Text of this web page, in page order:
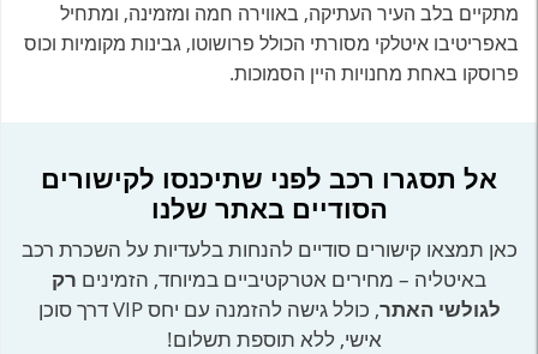
מתקיים בלב העיר העתיקה, באווירה חמה ומזמינה, ומתחיל
באפריטיבו איטלקי מסורתי הכולל פרושוטו, גבינות מקומיות וכוס
פרוסקו באחת מחנויות היין הסמוכות.
אל תסגרו רכב לפני שתיכנסו לקישורים
הסודיים באתר שלנו
כאן תמצאו קישורים סודיים להנחות בלעדיות על השכרת רכב
באיטליה – מחירים אטרקטיביים במיוחד, הזמינים רק
לגולשי האתר
, כולל גישה להזמנה עם יחס VIP דרך סוכן
אישי, ללא תוספת תשלום!